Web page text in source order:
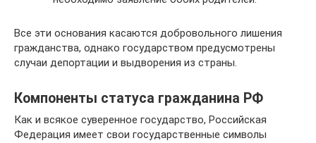
Все эти основания касаются добровольного лишения
гражданства, однако государством предусмотрены
случаи депортации и выдворения из страны.
Компоненты статуса гражданина РФ
Как и всякое суверенное государство, Российская
Федерация имеет свои государственные символы